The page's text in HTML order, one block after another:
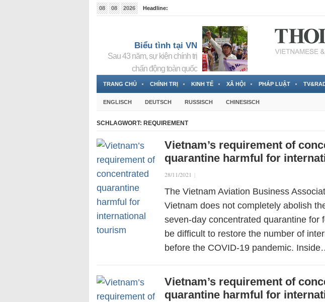
08 08 2026
Headline:
Biểu tình tại VN
Sau 43 năm, sự kiện chính trị
chấn động toàn quốc
TRANG CHỦ CHÍNH TRỊ KINH TẾ XÃ HỘI PHÁP LUẬT
ENGLISCH DEUTSCH RUSSISCH CHINESISCH
SCHLAGWORT: REQUIREMENT
Vietnam’s requirement of
quarantine harmful for
28/11/2021 |
The Vietnam Aviation Business
Vietnam does not completely abolish
seven-day concentrated quarantine for
be difficult to restore the number of
before the COVID-19 pandemic.
Vietnam’s requirement of
quarantine harmful for